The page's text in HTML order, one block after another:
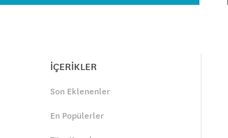
İÇERİKLER
Son Eklenenler
En Popülerler